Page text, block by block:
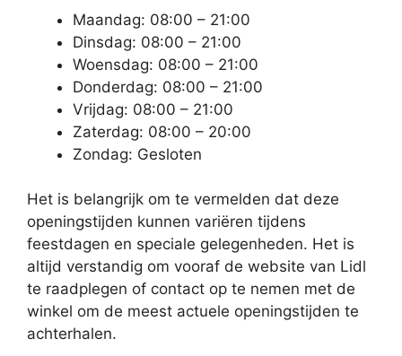
Maandag: 08:00 – 21:00
Dinsdag: 08:00 – 21:00
Woensdag: 08:00 – 21:00
Donderdag: 08:00 – 21:00
Vrijdag: 08:00 – 21:00
Zaterdag: 08:00 – 20:00
Zondag: Gesloten
Het is belangrijk om te vermelden dat deze
openingstijden kunnen variëren tijdens
feestdagen en speciale gelegenheden. Het is
altijd verstandig om vooraf de website van Lidl
te raadplegen of contact op te nemen met de
winkel om de meest actuele openingstijden te
achterhalen.